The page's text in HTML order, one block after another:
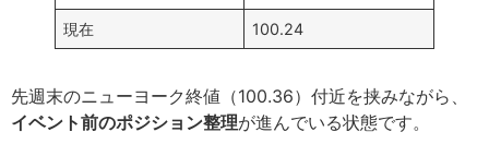
現在 100.24
先週末のニューヨーク終値（100.36）付近を挟みながら、
イベント前のポジション整理が進んでいる状態です。